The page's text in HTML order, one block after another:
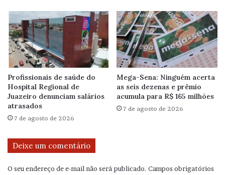
Profissionais de saúde do
Hospital Regional de
Juazeiro denunciam salários
atrasados
7 de agosto de 2026
Mega-Sena: Ninguém acerta
as seis dezenas e prêmio
acumula para R$ 165 milhões
7 de agosto de 2026
Deixe um comentário
O seu endereço de e-mail não será publicado. Campos obrigatórios